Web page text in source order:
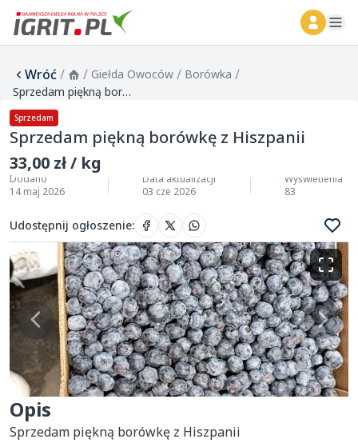
Wróć/ / Giełda Owoców / Borówka /
Sprzedam piękną borówkę z Hiszpanii
Sprzedam
Sprzedam piękną borówkę z Hiszpanii
33,00 zł / kg
Dodano
14 maj 2026
Data aktualizacji
03 cze 2026
Wyświetlenia
83
Udostępnij ogłoszenie:
Opis
Sprzedam piękną borówkę z Hiszpanii